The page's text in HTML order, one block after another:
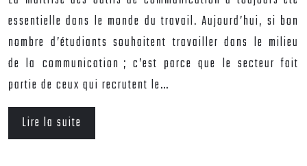
essentielle dans le monde du travail. Aujourd’hui, si bon
nombre d’étudiants souhaitent travailler dans le milieu
de la communication ; c’est parce que le secteur fait
partie de ceux qui recrutent le…
Lire la suite